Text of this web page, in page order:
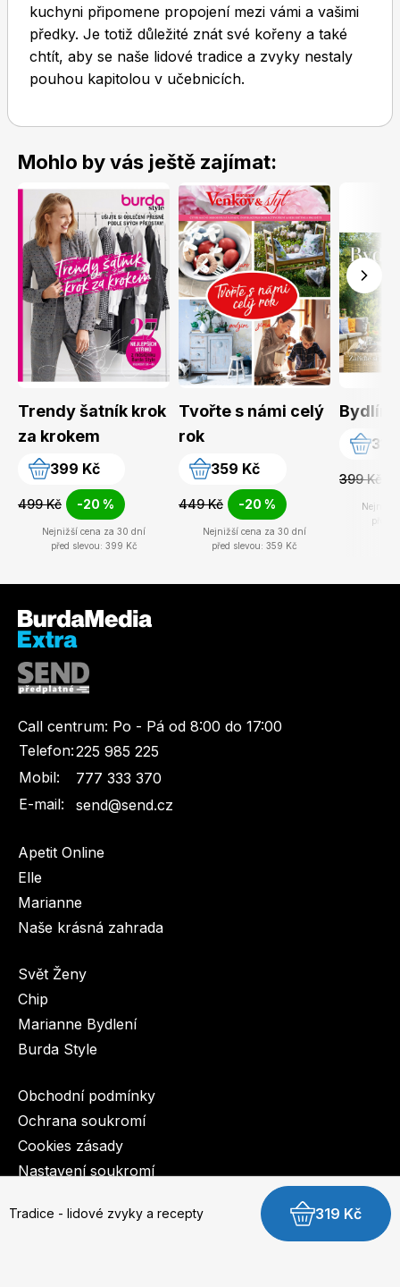
Tradice - lidové zvyky a recepty 319 Kč
kuchyni připomene propojení mezi vámi a vašimi
předky. Je totiž důležité znát své kořeny a také
chtít, aby se naše lidové tradice a zvyky nestaly
pouhou kapitolou v učebnicích.
Mohlo by vás ještě zajímat:
Trendy šatník krok
za krokem
399 Kč
-20 %
499 Kč
Nejnižší cena za 30 dní
před slevou: 399 Kč
Tvořte s námi celý
rok
359 Kč
-20 %
449 Kč
Nejnižší cena za 30 dní
před slevou: 359 Kč
319
399 Kč
Nejnižší
před
Call centrum: Po - Pá od 8:00 do 17:00
Telefon:225 985 225
Mobil:
777 333 370
E-mail:
send@send.cz
Apetit Online
Elle
Marianne
Naše krásná zahrada
Svět Ženy
Chip
Marianne Bydlení
Burda Style
Obchodní podmínky
Ochrana soukromí
Cookies zásady
Nastavení soukromí
© 2003-2026 BurdaMedia Extra s.r.o.